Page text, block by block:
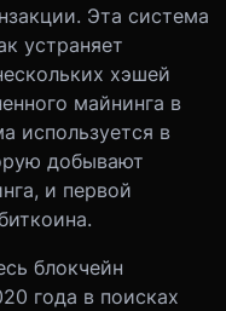
Эта система
устраняет
хэшей
майнинга в
используется в
добывают
и первой
блокчейн
года в поисках